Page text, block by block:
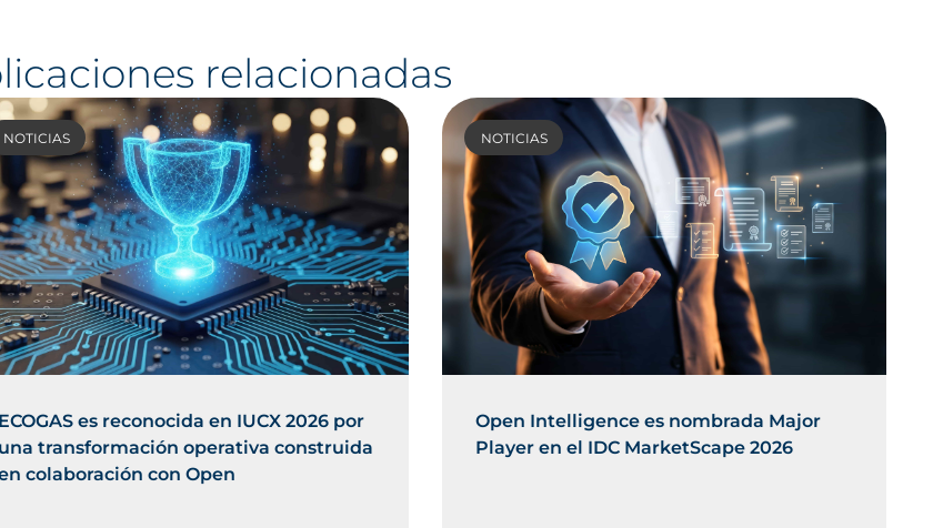
relacionadas
NOTICIAS
ECOGAS es reconocida en IUCX 2026 por
una transformación operativa construida
colaboración con Open
NOTICIAS
Open Intelligence es nombrada Major
Player en el IDC MarketScape 2026